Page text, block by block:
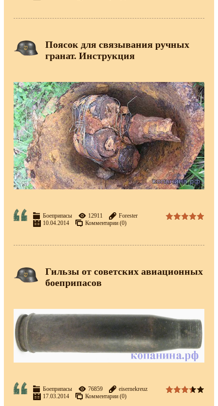
Поясок для связывания ручных
гранат. Инструкция
Боеприпасы 12911
Forester
10.04.2014
Комментарии (0)
Гильзы от советских авиационных
боеприпасов
Боеприпасы 76859
eisernekreuz
17.03.2014
Комментарии (0)